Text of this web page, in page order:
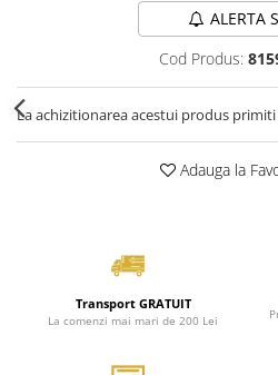
ALERTA
Cod Produs:
La achizitionarea acestui produs primiti
Adauga la
Transport GRATUIT
La comenzi mai mari de 200 Lei